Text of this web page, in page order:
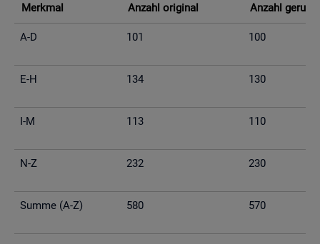
Merk­mal An­zahl ori­gi­nal An­zahl
A-D 101 100
E-H 134 130
I-M 113 110
N-Z 232 230
Summe (A-Z) 580 570